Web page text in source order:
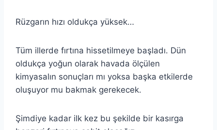
Rüzgarın hızı oldukça yüksek…
Tüm illerde fırtına hissetilmeye başladı. Dün
oldukça yoğun olarak havada ölçülen
kimyasalın sonuçları mı yoksa başka etkilerde
oluşuyor mu bakmak gerekecek.
Şimdiye kadar ilk kez bu şekilde bir kasırga